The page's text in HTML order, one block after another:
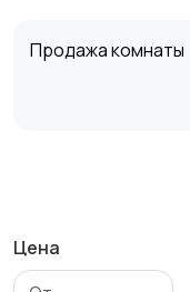
Продажа комнаты
Цена